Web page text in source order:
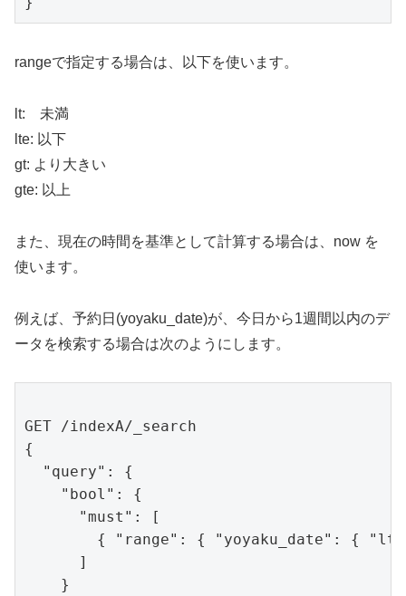
rangeで指定する場合は、以下を使います。
lt: 未満
lte: 以下
gt: より大きい
gte: 以上
また、現在の時間を基準として計算する場合は、now を
使います。
例えば、予約日(yoyaku_date)が、今日から1週間以内のデ
ータを検索する場合は次のようにします。
GET /indexA/_search
{
  "query": {
    "bool": {
      "must": [
{ "range": { "yoyaku_date": {
      ]
    }